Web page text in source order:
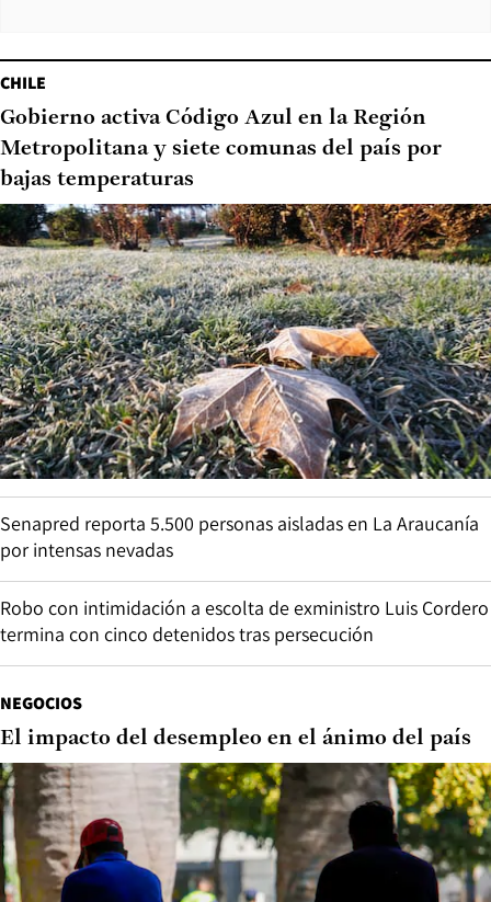
CHILE
Gobierno activa Código Azul en la Región
Metropolitana y siete comunas del país por
bajas temperaturas
Senapred reporta 5.500 personas aisladas en La Araucanía
por intensas nevadas
Robo con intimidación a escolta de exministro Luis Cordero
termina con cinco detenidos tras persecución
NEGOCIOS
El impacto del desempleo en el ánimo del país